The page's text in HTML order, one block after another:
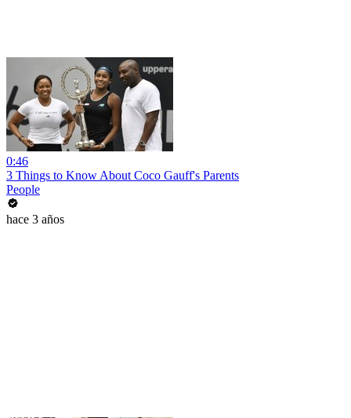
0:46
3 Things to Know About Coco Gauff's Parents
People
hace 3 años